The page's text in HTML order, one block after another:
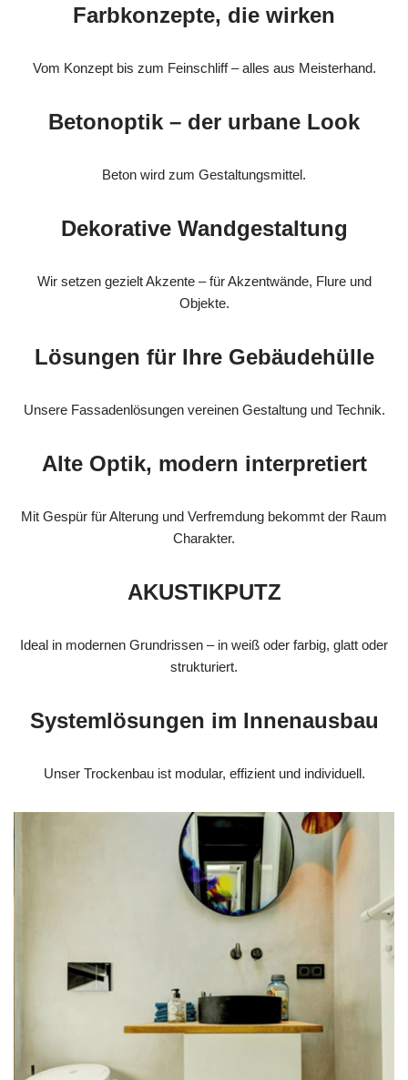
Farbkonzepte, die wirken
Vom Konzept bis zum Feinschliff – alles aus Meisterhand.
Betonoptik – der urbane Look
Beton wird zum Gestaltungsmittel.
Dekorative Wandgestaltung
Wir setzen gezielt Akzente – für Akzentwände, Flure und
Objekte.
Lösungen für Ihre Gebäudehülle
Unsere Fassadenlösungen vereinen Gestaltung und Technik.
Alte Optik, modern interpretiert
Mit Gespür für Alterung und Verfremdung bekommt der Raum
Charakter.
AKUSTIKPUTZ
Ideal in modernen Grundrissen – in weiß oder farbig, glatt oder
strukturiert.
Systemlösungen im Innenausbau
Unser Trockenbau ist modular, effizient und individuell.